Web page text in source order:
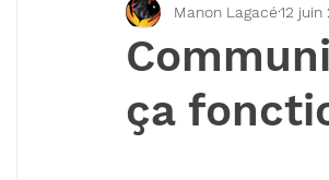
ça
Manon Lagacé12 juin